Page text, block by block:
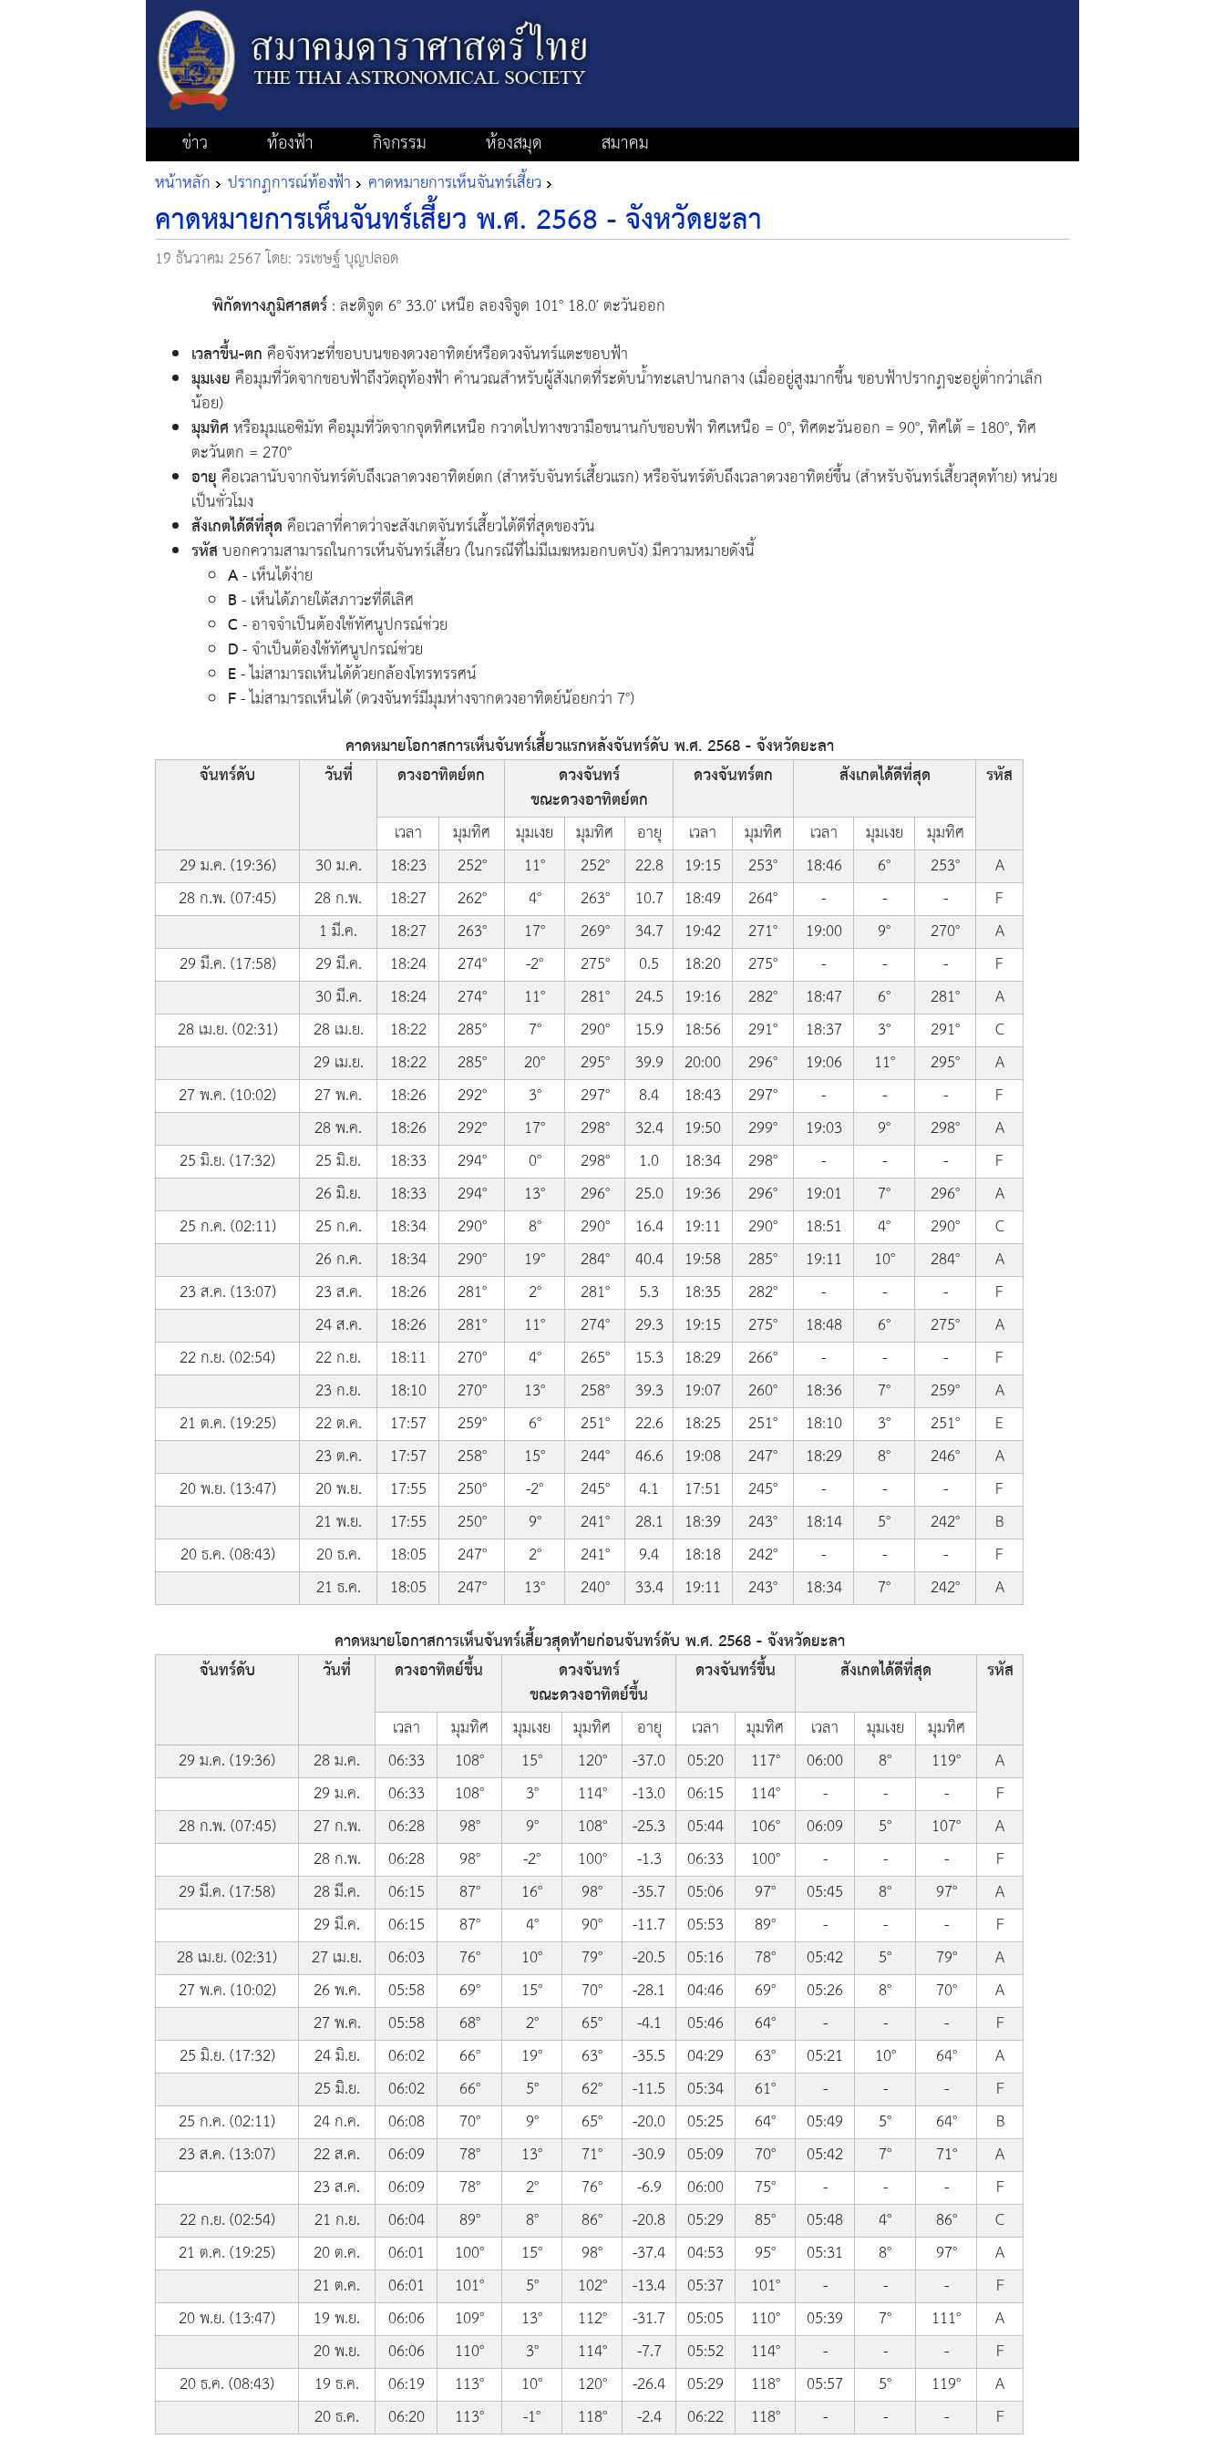
ข่าว ท้องฟ้า กิจกรรม ห้องสมุด สมาคม
หน้าหลัก ปรากฏการณ์ท้องฟ้า คาดหมายการเห็นจันทร์เสี้ยว
คาดหมายการเห็นจันทร์เสี้ยว พ.ศ. 2568 - จังหวัดยะลา
19 ธันวาคม 2567โดย: วรเชษฐ์ บุญปลอด
พิกัดทางภูมิศาสตร์: ละติจูด 6° 33.0′ เหนือ ลองจิจูด 101° 18.0′ ตะวันออก
เวลาขึ้น-ตกคือจังหวะที่ขอบบนของดวงอาทิตย์หรือดวงจันทร์แตะขอบฟ้า
มุมเงยคือมุมที่วัดจากขอบฟ้าถึงวัตถุท้องฟ้า คำนวณสำหรับผู้สังเกตที่ระดับน้ำทะเลปานกลาง (เมื่ออยู่สูงมากขึ้น ขอบฟ้าปรากฏจะอยู่ต่ำกว่าเล็ก
น้อย)
มุมทิศหรือมุมแอซิมัท คือมุมที่วัดจากจุดทิศเหนือ กวาดไปทางขวามือขนานกับขอบฟ้า ทิศเหนือ = 0°, ทิศตะวันออก = 90°, ทิศใต้ = 180°, ทิศ
ตะวันตก = 270°
อายุคือเวลานับจากจันทร์ดับถึงเวลาดวงอาทิตย์ตก (สำหรับจันทร์เสี้ยวแรก) หรือจันทร์ดับถึงเวลาดวงอาทิตย์ขึ้น (สำหรับจันทร์เสี้ยวสุดท้าย) หน่วย
เป็นชั่วโมง
สังเกตได้ดีที่สุดคือเวลาที่คาดว่าจะสังเกตจันทร์เสี้ยวได้ดีที่สุดของวัน
รหัสบอกความสามารถในการเห็นจันทร์เสี้ยว (ในกรณีที่ไม่มีเมฆหมอกบดบัง) มีความหมายดังนี้
A- เห็นได้ง่าย
B- เห็นได้ภายใต้สภาวะที่ดีเลิศ
C- อาจจำเป็นต้องใช้ทัศนูปกรณ์ช่วย
D- จำเป็นต้องใช้ทัศนูปกรณ์ช่วย
E- ไม่สามารถเห็นได้ด้วยกล้องโทรทรรศน์
F- ไม่สามารถเห็นได้ (ดวงจันทร์มีมุมห่างจากดวงอาทิตย์น้อยกว่า 7°)
คาดหมายโอกาสการเห็นจันทร์เสี้ยวแรกหลังจันทร์ดับ พ.ศ. 2568 - จังหวัดยะลา
จันทร์ดับ
วันที่ ดวงอาทิตย์ตก ดวงจันทร์
ขณะดวงอาทิตย์ตก
ดวงจันทร์ตก สังเกตได้ดีที่สุด
รหัส
เวลา
มุมทิศ มุมเงย มุมทิศ อายุ เวลา มุมทิศ เวลา มุมเงย
มุมทิศ
29 ม.ค. (19:36)
30 ม.ค. 18:23 252° 11° 252° 22.8 19:15 253° 18:46 6° 253°
A
28 ก.พ. (07:45)
28 ก.พ. 18:27 262° 4° 263° 10.7 18:49 264° - - -
F
1 มี.ค.
18:27 263° 17° 269° 34.7 19:42 271° 19:00 9° 270°
A
29 มี.ค. (17:58)
29 มี.ค. 18:24 274° -2° 275° 0.5 18:20 275° - - -
F
30 มี.ค.
18:24 274° 11° 281° 24.5 19:16 282° 18:47 6° 281°
A
28 เม.ย. (02:31)
28 เม.ย. 18:22 285° 7° 290° 15.9 18:56 291° 18:37 3° 291°
C
29 เม.ย.
18:22 285° 20° 295° 39.9 20:00 296° 19:06 11° 295°
A
27 พ.ค. (10:02)
27 พ.ค. 18:26 292° 3° 297° 8.4 18:43 297° - - -
F
28 พ.ค.
18:26 292° 17° 298° 32.4 19:50 299° 19:03 9° 298°
A
25 มิ.ย. (17:32)
25 มิ.ย. 18:33 294° 0° 298° 1.0 18:34 298° - - -
F
26 มิ.ย.
18:33 294° 13° 296° 25.0 19:36 296° 19:01 7° 296°
A
25 ก.ค. (02:11)
25 ก.ค. 18:34 290° 8° 290° 16.4 19:11 290° 18:51 4° 290°
C
26 ก.ค.
18:34 290° 19° 284° 40.4 19:58 285° 19:11 10° 284°
A
23 ส.ค. (13:07)
23 ส.ค. 18:26 281° 2° 281° 5.3 18:35 282° - - -
F
24 ส.ค.
18:26 281° 11° 274° 29.3 19:15 275° 18:48 6° 275°
A
22 ก.ย. (02:54)
22 ก.ย. 18:11 270° 4° 265° 15.3 18:29 266° - - -
F
23 ก.ย.
18:10 270° 13° 258° 39.3 19:07 260° 18:36 7° 259°
A
21 ต.ค. (19:25)
22 ต.ค. 17:57 259° 6° 251° 22.6 18:25 251° 18:10 3° 251°
E
23 ต.ค.
17:57 258° 15° 244° 46.6 19:08 247° 18:29 8° 246°
A
20 พ.ย. (13:47)
20 พ.ย. 17:55 250° -2° 245° 4.1 17:51 245° - - -
F
21 พ.ย.
17:55 250° 9° 241° 28.1 18:39 243° 18:14 5° 242°
B
20 ธ.ค. (08:43)
20 ธ.ค. 18:05 247° 2° 241° 9.4 18:18 242° - - -
F
21 ธ.ค.
18:05 247° 13° 240° 33.4 19:11 243° 18:34 7° 242°
A
คาดหมายโอกาสการเห็นจันทร์เสี้ยวสุดท้ายก่อนจันทร์ดับ พ.ศ. 2568 - จังหวัดยะลา
จันทร์ดับ
วันที่ ดวงอาทิตย์ขึ้น ดวงจันทร์
ขณะดวงอาทิตย์ขึ้น
ดวงจันทร์ขึ้น สังเกตได้ดีที่สุด
รหัส
เวลา
มุมทิศ มุมเงย มุมทิศ อายุ เวลา มุมทิศ เวลา มุมเงย
มุมทิศ
29 ม.ค. (19:36)
28 ม.ค. 06:33 108° 15° 120° -37.0 05:20 117° 06:00 8° 119°
A
29 ม.ค.
06:33 108° 3° 114° -13.0 06:15 114° - - -
F
28 ก.พ. (07:45)
27 ก.พ. 06:28 98° 9° 108° -25.3 05:44 106° 06:09 5° 107°
A
28 ก.พ.
06:28 98° -2° 100° -1.3 06:33 100° - - -
F
29 มี.ค. (17:58)
28 มี.ค. 06:15 87° 16° 98° -35.7 05:06 97° 05:45 8° 97°
A
29 มี.ค.
06:15 87° 4° 90° -11.7 05:53 89° - - -
F
28 เม.ย. (02:31)
27 เม.ย. 06:03 76° 10° 79° -20.5 05:16 78° 05:42 5° 79°
A
27 พ.ค. (10:02)
26 พ.ค. 05:58 69° 15° 70° -28.1 04:46 69° 05:26 8° 70°
A
27 พ.ค.
05:58 68° 2° 65° -4.1 05:46 64° - - -
F
25 มิ.ย. (17:32)
24 มิ.ย. 06:02 66° 19° 63° -35.5 04:29 63° 05:21 10° 64°
A
25 มิ.ย.
06:02 66° 5° 62° -11.5 05:34 61° - - -
F
25 ก.ค. (02:11)
24 ก.ค. 06:08 70° 9° 65° -20.0 05:25 64° 05:49 5° 64°
B
23 ส.ค. (13:07)
22 ส.ค. 06:09 78° 13° 71° -30.9 05:09 70° 05:42 7° 71°
A
23 ส.ค.
06:09 78° 2° 76° -6.9 06:00 75° - - -
F
22 ก.ย. (02:54)
21 ก.ย. 06:04 89° 8° 86° -20.8 05:29 85° 05:48 4° 86°
C
21 ต.ค. (19:25)
20 ต.ค. 06:01 100° 15° 98° -37.4 04:53 95° 05:31 8° 97°
A
21 ต.ค.
06:01 101° 5° 102° -13.4 05:37 101° - - -
F
20 พ.ย. (13:47)
19 พ.ย. 06:06 109° 13° 112° -31.7 05:05 110° 05:39 7° 111°
A
20 พ.ย.
06:06 110° 3° 114° -7.7 05:52 114° - - -
F
20 ธ.ค. (08:43)
19 ธ.ค. 06:19 113° 10° 120° -26.4 05:29 118° 05:57 5° 119°
A
20 ธ.ค.
06:20 113° -1° 118° -2.4 06:22 118° - - - F